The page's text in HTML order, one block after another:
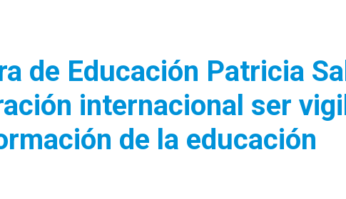
de Educación Patricia
internacional ser
de la educación